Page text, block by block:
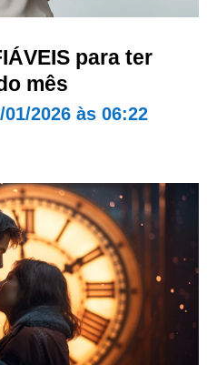
para ter
mês
01/2026 às 06:22